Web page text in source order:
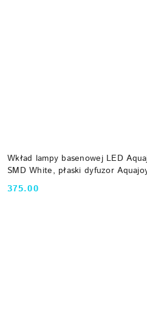
Wkład lampy basenowej LED
SMD White, płaski dyfuzor
Cena:
375.00